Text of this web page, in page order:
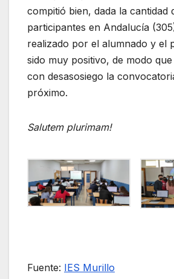
compitió bien, dada la cantidad
participantes en Andalucía
realizado por el alumnado y el
sido muy positivo, de modo
con desasosiego la
próximo.
Salutem plurimam!
Fuente: IES Murillo